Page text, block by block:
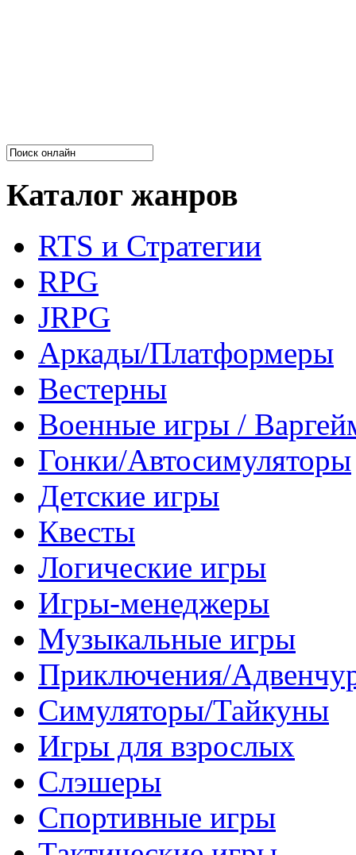
Каталог жанров
RTS и Стратегии
RPG
JRPG
Аркады/Платформеры
Вестерны
Военные игры /
Гонки/Автосимуляторы
Детские игры
Квесты
Логические игры
Игры-менеджеры
Музыкальные игры
Приключения/
Симуляторы/Тайкуны
Игры для взрослых
Слэшеры
Спортивные игры